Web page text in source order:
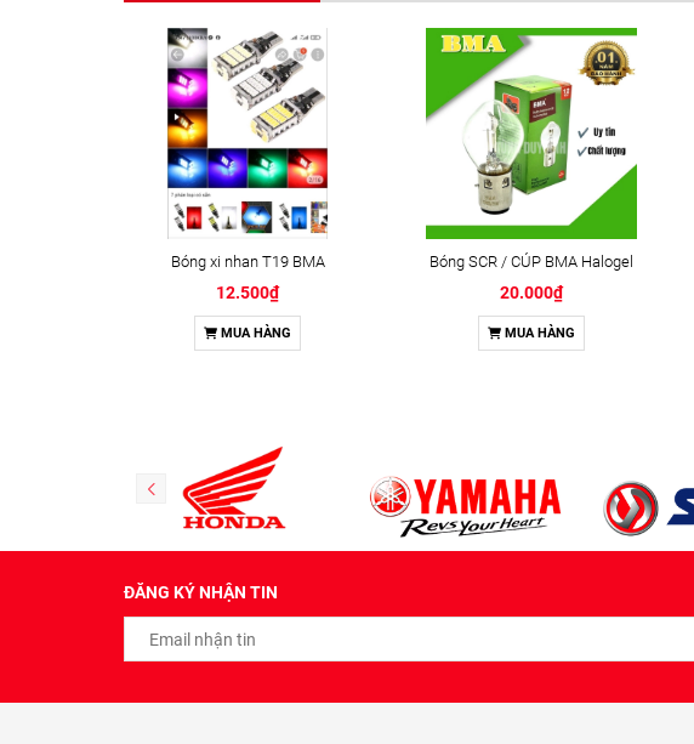
Bóng xi nhan T19 BMA
12.500₫
MUA HÀNG
Bóng SCR / CÚP BMA Halogel
20.000₫
MUA HÀNG
ĐĂNG KÝ NHẬN TIN